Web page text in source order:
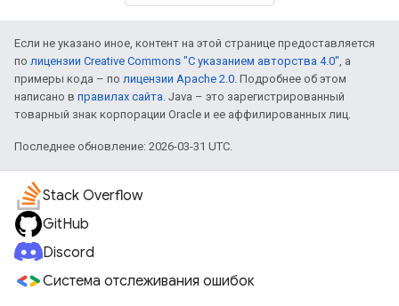
Если не указано иное, контент на этой странице предоставляется
по лицензии Creative Commons "С указанием авторства 4.0", а
примеры кода – по лицензии Apache 2.0. Подробнее об этом
написано в правилах сайта. Java – это зарегистрированный
товарный знак корпорации Oracle и ее аффилированных лиц.
Последнее обновление: 2026-03-31 UTC.
Stack Overflow
GitHub
Discord
Система отслеживания ошибок